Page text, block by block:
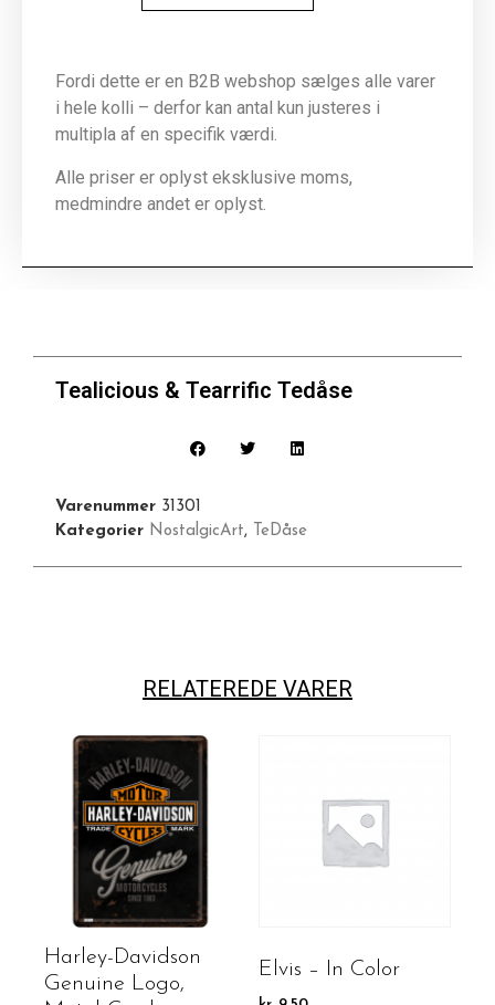
Fordi dette er en B2B webshop sælges alle varer
i hele kolli – derfor kan antal kun justeres i
multipla af en specifik værdi.
Alle priser er oplyst eksklusive moms,
medmindre andet er oplyst.
Tealicious & Tearrific Tedåse
Varenummer 31301
Kategorier NostalgicArt, TeDåse
RELATEREDE VARER
Harley-Davidson
Genuine Logo,
Elvis – In Color